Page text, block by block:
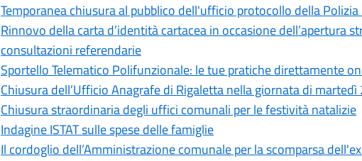
Temporanea chiusura al pubblico dell'ufficio protocollo della
Rinnovo della carta d’identità cartacea in occasione dell’apertura
consultazioni referendarie
Sportello Telematico Polifunzionale: le tue pratiche direttamente
Chiusura dell’Ufficio Anagrafe di Rigaletta nella giornata di
Chiusura straordinaria degli uffici comunali per le festività natalizie
Indagine ISTAT sulle spese delle famiglie
Il cordoglio dell’Amministrazione comunale per la scomparsa